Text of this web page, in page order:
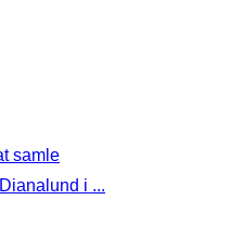
samle
i ...